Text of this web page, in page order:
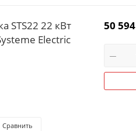
STS22 22 кВт
Electric
Сравнить
50 594